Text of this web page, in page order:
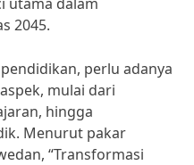
2045.
perlu adanya
mulai dari
hingga
Menurut pakar
“Transformasi